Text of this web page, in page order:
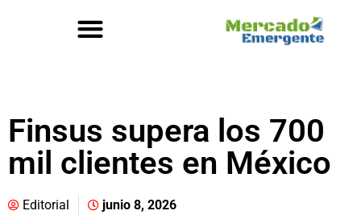
Finsus supera los 700
mil clientes en México
Editorial junio 8, 2026